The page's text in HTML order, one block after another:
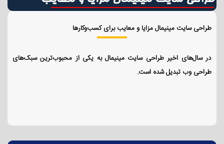
طراحی سایت مینیمال مزایا و معایب برای کسب‌وکارها
در سال‌های اخیر طراحی سایت مینیمال به یکی از محبوب‌ترین سبک‌های
طراحی وب تبدیل شده است.